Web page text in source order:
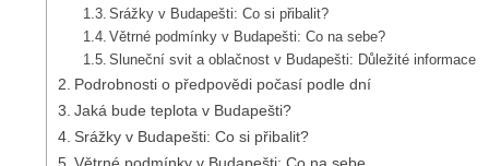
Srážky v Budapešti: Co si přibalit?
Větrné podmínky v Budapešti: Co na sebe?
Sluneční svit a oblačnost v Budapešti: Důležité informace
Podrobnosti o předpovědi počasí podle dní
Jaká bude teplota v Budapešti?
Srážky v Budapešti: Co si přibalit?
Větrné podmínky v Budapešti: Co na sebe